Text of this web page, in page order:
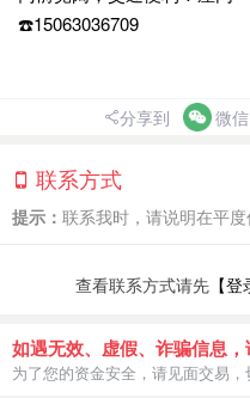
☎️15063036709
分享到 微信
联系方式
提示： 联系我时，请说明在平
查看联系方式请先 【登
如遇无效、虚假、诈骗信息
为了您的资金安全，请见面交易